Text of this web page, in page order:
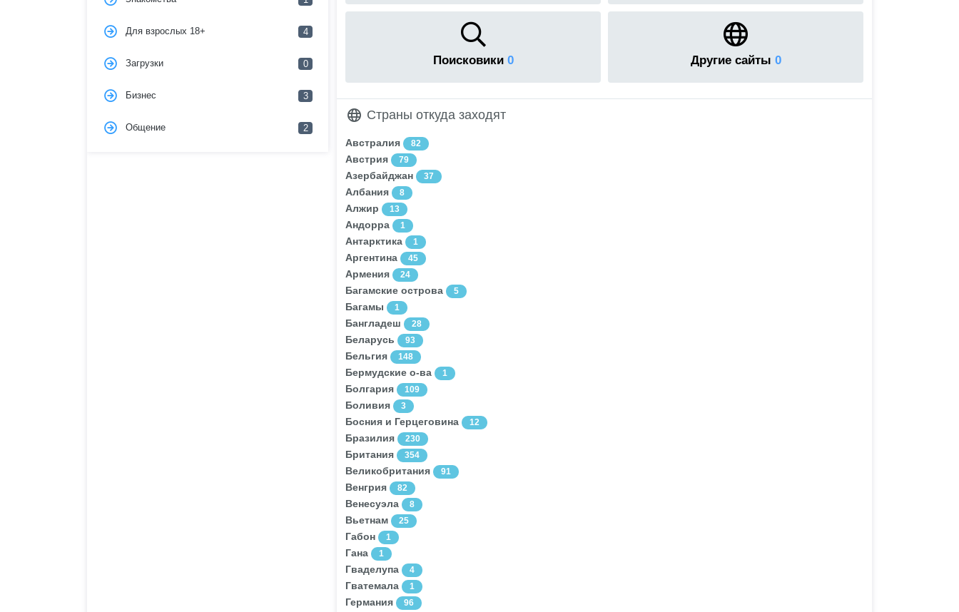
Для взрослых 18+ 4
Загрузки 0
Бизнес 3
Общение 2
Поисковики 0 Другие сайты 0
Страны откуда заходят
Австралия 82
Австрия 79
Азербайджан 37
Албания 8
Алжир 13
Андорра 1
Антарктика 1
Аргентина 45
Армения 24
Багамские острова 5
Багамы 1
Бангладеш 28
Беларусь 93
Бельгия 148
Бермудские о-ва 1
Болгария 109
Боливия 3
Босния и Герцеговина 12
Бразилия 230
Британия 354
Великобритания 91
Венгрия 82
Венесуэла 8
Вьетнам 25
Габон 1
Гана 1
Гваделупа 4
Гватемала 1
Германия 96